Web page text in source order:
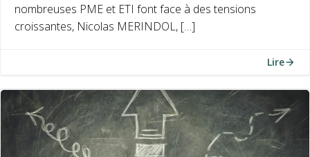
nombreuses PME et ETI font face à des tensions
croissantes, Nicolas MERINDOL, […]
Lire